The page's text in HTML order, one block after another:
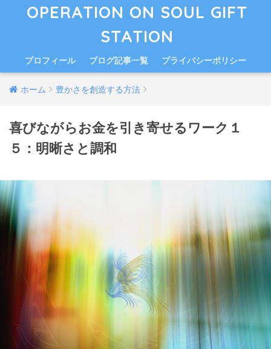
OPERATION ON SOUL GIFT
STATION
プロフィール ブログ記事一覧 プライバシーポリシー
ホーム 豊かさを創造する方法
喜びながらお金を引き寄せるワーク１
５：明晰さと調和